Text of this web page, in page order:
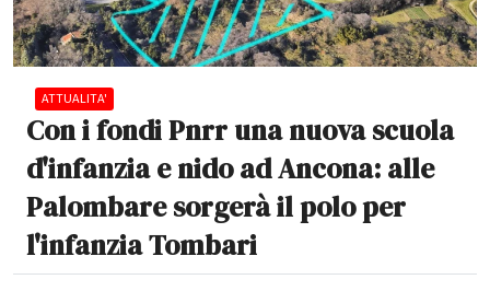
ATTUALITA'
Con i fondi Pnrr una nuova scuola
d'infanzia e nido ad Ancona: alle
Palombare sorgerà il polo per
l'infanzia Tombari